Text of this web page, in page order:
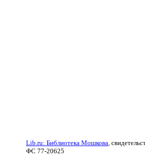
Lib.ru: Библиотека Мошкова,
ФС 77-20625